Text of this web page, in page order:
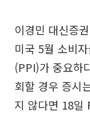
이경민 대신증
미국 5월 소비
(PPI)가 중요하
회할 경우 증시
지 않다면 18일